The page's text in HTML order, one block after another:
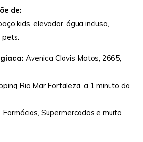
de:
kids, elevador, água inclusa,
pets.
Avenida Clóvis Matos, 2665,
Rio Mar Fortaleza, a 1 minuto da
Farmácias, Supermercados e muito